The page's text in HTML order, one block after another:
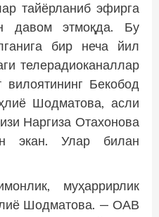
тайёрланиб эфирга
давом этмоқда. Бу
бир неча йил
телерадиоканаллар
Бек­обод
Шодматова, асли
Наргиза Отахонова
экан. Улар билан
муҳаррирлик
Шодматова. — ОАВ